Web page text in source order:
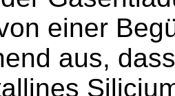
einer
aus,